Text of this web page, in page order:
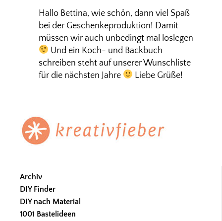
Hallo Bettina, wie schön, dann viel Spaß
bei der Geschenkeproduktion! Damit
müssen wir auch unbedingt mal loslegen
Und ein Koch- und Backbuch
schreiben steht auf unserer Wunschliste
für die nächsten Jahre
Liebe Grüße!
Footer
Archiv
DIY Finder
DIY nach Material
1001 Bastelideen